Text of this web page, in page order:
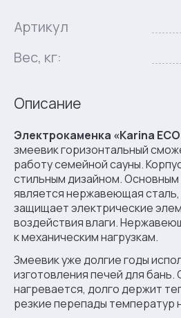
Артикул
Вес, кг:
Описание
Электрокаменка «Karina
змеевик горизонтальный
работу семейной сауны.
стильным дизайном.
является нержавеющая
защищает электрические
воздействия влаги.
к механическим нагрузкам.
Змеевик уже долгие годы
изготовления печей для бань.
нагревается, долго держит
резкие перепады температур